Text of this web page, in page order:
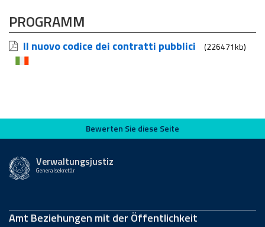
PROGRAMM
Il nuovo codice dei contratti pubblici (226471kb)
Bewerten Sie diese Seite
Bewerten Sie diese Seite
Verwaltungsjustiz
Generalsekretär
Amt Beziehungen mit der Öffentlichkeit